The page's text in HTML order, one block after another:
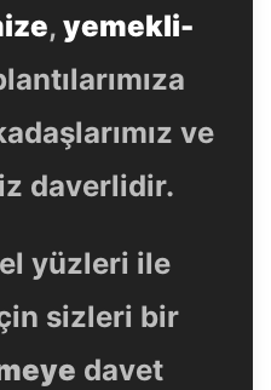
, yemekli-
ve
daverlidir.
yüzleri ile
sizleri bir
davet